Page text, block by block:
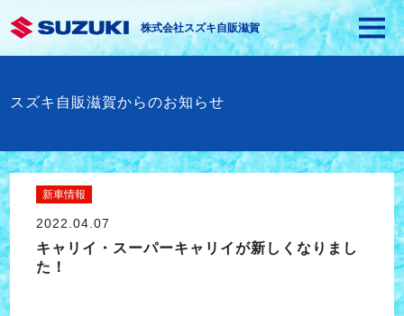
株式会社スズキ自販滋賀
スズキ自販滋賀からのお知らせ
新車情報
2022.04.07
キャリイ・スーパーキャリイが新しくなりまし
た！